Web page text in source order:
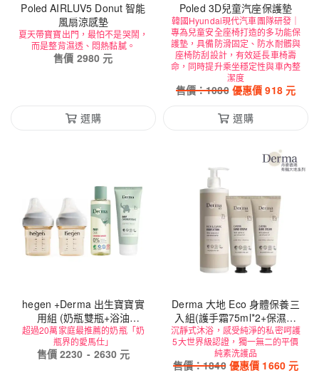
Poled AIRLUV5 Donut 智能
風扇涼感墊
夏天帶寶寶出門，最怕不是哭鬧，
而是整背濕透、悶熱黏膩。
售價 2980 元
選購
Poled 3D兒童汽座保護墊
韓國Hyundai現代汽車團隊研發｜
專為兒童安全座椅打造的多功能保
護墊，具備防滑固定、防水耐髒與
座椅防刮設計，有效延長車椅壽
命，同時提升乘坐穩定性與車內整
潔度
售價：1080 優惠價918元
選購
hegen +Derma 出生寶寶實
用組 (奶瓶雙瓶+浴油
150ml+萬用膏100ml)
超過20萬家庭最推薦的奶瓶「奶
瓶界的愛馬仕」
售價 2230 - 2630 元
Derma 大地 Eco 身體保養三
入組(護手霜75ml*2+保濕乳
400ml)
沉靜式沐浴，感受純淨的私密呵護
5大世界級認證，獨一無二的平價
純素洗護品
售價：1840 優惠價 1660元